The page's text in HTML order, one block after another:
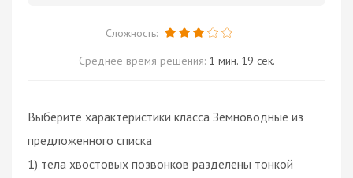
Сложность:
Среднее время решения: 1 мин. 19 сек.
Выберите характеристики класса Земноводные из
предложенного списка
1) тела хвостовых позвонков разделены тонкой